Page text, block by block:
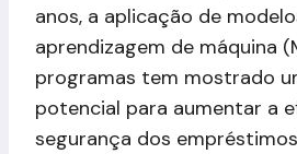
anos, a aplicação de
aprendizagem de máquina
programas tem mostrado
potencial para aumentar a
segurança dos